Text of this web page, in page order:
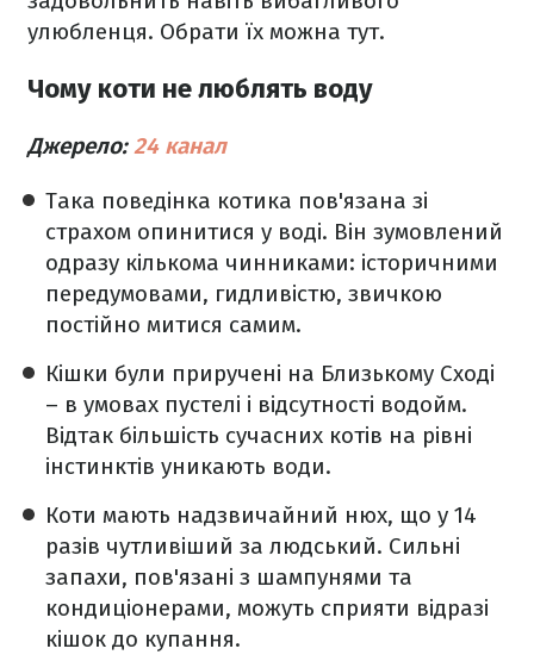
улюбленця. Обрати їх можна тут.
Чому коти не люблять воду
Джерело:24 канал
Така поведінка котика пов'язана зі
страхом опинитися у воді. Він зумовлений
одразу кількома чинниками: історичними
передумовами, гидливістю, звичкою
постійно митися самим.
Кішки були приручені на Близькому Сході
– в умовах пустелі і відсутності водойм.
Відтак більшість сучасних котів на рівні
інстинктів уникають води.
Коти мають надзвичайний нюх, що у 14
разів чутливіший за людський. Сильні
запахи, пов'язані з шампунями та
кондиціонерами, можуть сприяти відразі
кішок до купання.